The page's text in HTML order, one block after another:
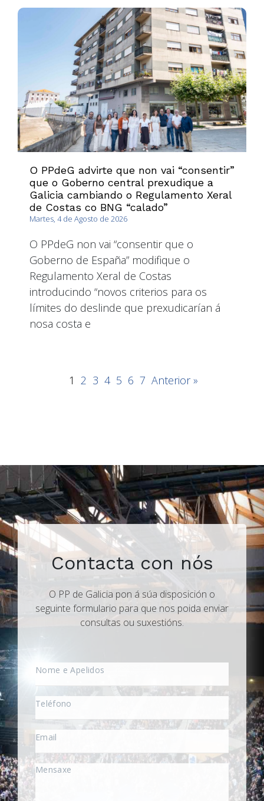
O PPdeG advirte que non vai “consentir”
que o Goberno central prexudique a
Galicia cambiando o Regulamento Xeral
de Costas co BNG “calado”
Martes, 4 de Agosto de 2026
O PPdeG non vai “consentir que o
Goberno de España” modifique o
Regulamento Xeral de Costas
introducindo “novos criterios para os
límites do deslinde que prexudicarían á
nosa costa e
1 2 3 4 5 6 7 Anterior »
Contacta con nós
O PP de Galicia pon á súa disposición o
seguinte formulario para que nos poida enviar
consultas ou suxestións.